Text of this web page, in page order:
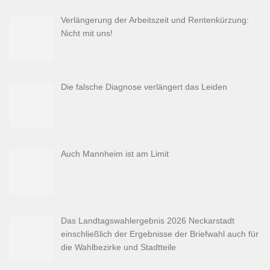
Verlängerung der Arbeitszeit und Rentenkürzung:
Nicht mit uns!
Die falsche Diagnose verlängert das Leiden
Auch Mannheim ist am Limit
Das Landtagswahlergebnis 2026 Neckarstadt
einschließlich der Ergebnisse der Briefwahl auch für
die Wahlbezirke und Stadtteile